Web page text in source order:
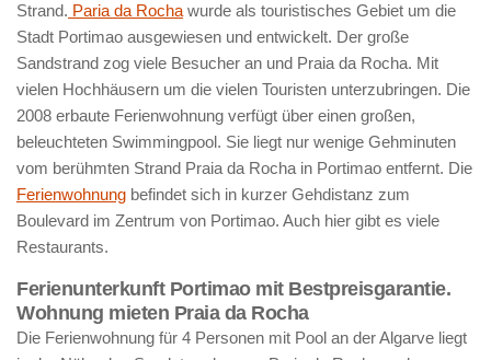
Strand. Paria da Rocha wurde als touristisches Gebiet um die
Stadt Portimao ausgewiesen und entwickelt. Der große
Sandstrand zog viele Besucher an und Praia da Rocha. Mit
vielen Hochhäusern um die vielen Touristen unterzubringen. Die
2008 erbaute Ferienwohnung verfügt über einen großen,
beleuchteten Swimmingpool. Sie liegt nur wenige Gehminuten
vom berühmten Strand Praia da Rocha in Portimao entfernt. Die
Ferienwohnung befindet sich in kurzer Gehdistanz zum
Boulevard im Zentrum von Portimao. Auch hier gibt es viele
Restaurants.
Ferienunterkunft Portimao mit Bestpreisgarantie.
Wohnung mieten Praia da Rocha
Die Ferienwohnung für 4 Personen mit Pool an der Algarve liegt